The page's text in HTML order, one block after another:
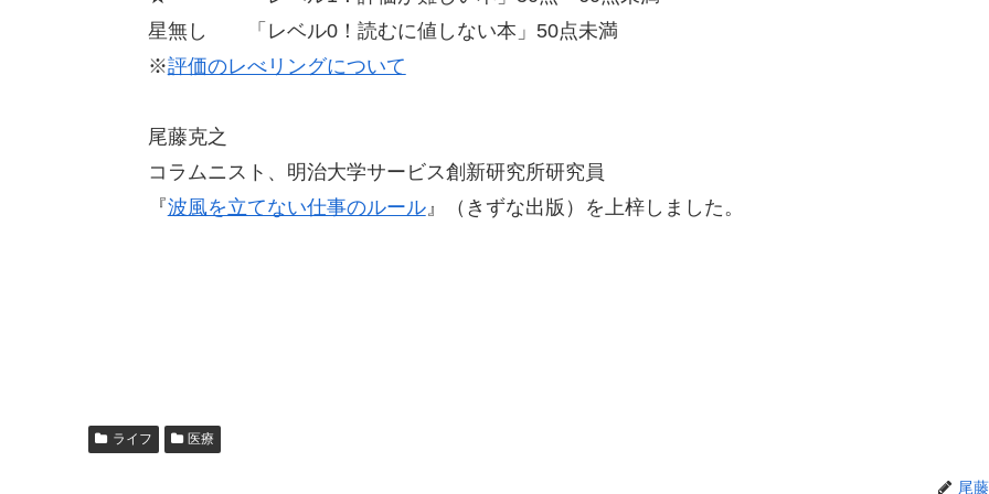
星無し 「レベル0！読むに値しない本」50点未満
※評価のレべリングについて
尾藤克之
コラムニスト、明治大学サービス創新研究所研究員
『波風を立てない仕事のルール』（きずな出版）を上梓しました。
ライフ 医療
尾